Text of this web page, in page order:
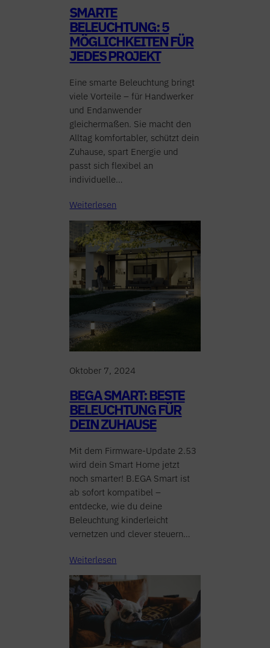
SMARTE
BELEUCHTUNG: 5
MÖGLICHKEITEN FÜR
JEDES PROJEKT
Eine smarte Beleuchtung bringt
viele Vorteile – für Handwerker
und Endanwender
gleichermaßen. Sie macht den
Alltag komfortabler, schützt dein
Zuhause, spart Energie und
passt sich flexibel an
individuelle…
Weiterlesen
Oktober 7, 2024
BEGA SMART: BESTE
BELEUCHTUNG FÜR
DEIN ZUHAUSE
Mit dem Firmware-Update 2.53
wird dein Smart Home jetzt
noch smarter! B.EGA Smart ist
ab sofort kompatibel –
entdecke, wie du deine
Beleuchtung kinderleicht
vernetzen und clever steuern…
Weiterlesen